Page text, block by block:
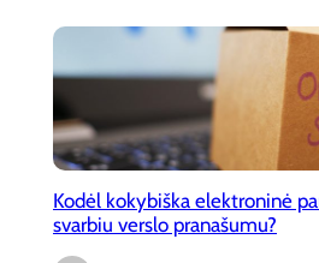
Kodėl kokybiška elektroninė
svarbiu verslo pranašumu?